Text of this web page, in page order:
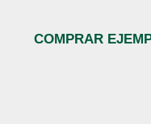
COMPRAR